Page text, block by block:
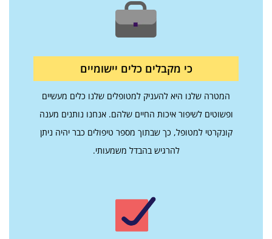
כי מקבלים כלים יישומיים
המטרה שלנו היא להעניק למטופלים שלנו כלים מעשיים
ופשוטים לשיפור איכות החיים שלהם. אנחנו נותנים מענה
קונקרטי למטופל, כך שבתוך מספר טיפולים כבר יהיה ניתן
להרגיש בהבדל משמעותי.